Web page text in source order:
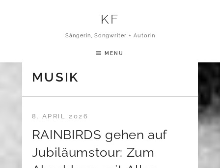
KF
Sängerin, Songwriter + Autorin
MENU
MUSIK
RAINBIRDS gehen auf
Jubiläumstour: Zum
8. APRIL 2026